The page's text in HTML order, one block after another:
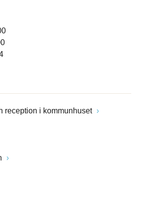
reception i kommunhuset